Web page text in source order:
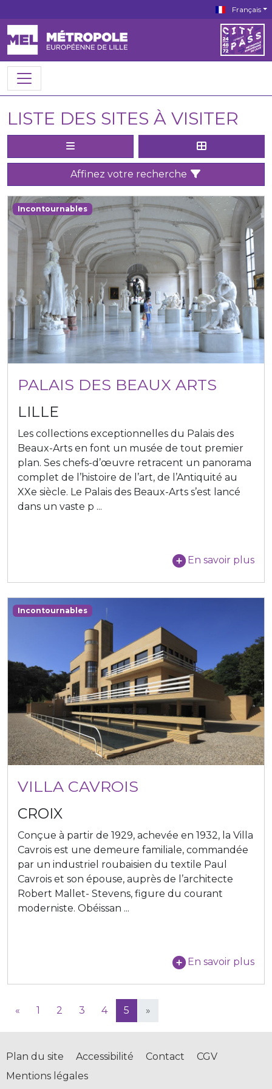
Français
LISTE DES SITES À VISITER
Affinez votre recherche
Incontournables
PALAIS DES BEAUX ARTS
LILLE
Les collections exceptionnelles du Palais des
Beaux-Arts en font un musée de tout premier
plan. Ses chefs-d’œuvre retracent un panorama
complet de l’histoire de l’art, de l’Antiquité au
XXe siècle. Le Palais des Beaux-Arts s’est lancé
dans un vaste p ...
En savoir plus
Incontournables
VILLA CAVROIS
CROIX
Conçue à partir de 1929, achevée en 1932, la Villa
Cavrois est une demeure familiale, commandée
par un industriel roubaisien du textile Paul
Cavrois et son épouse, auprès de l’architecte
Robert Mallet- Stevens, figure du courant
moderniste. Obéissan ...
En savoir plus
« 1 2 3 4 5 »
Plan du site Accessibilité Contact
CGV
Mentions légales